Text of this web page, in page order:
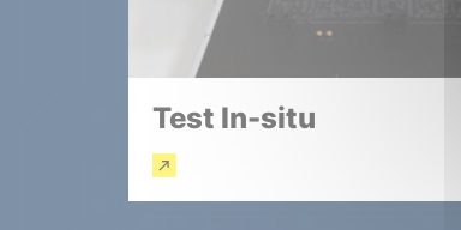
Test In-situ